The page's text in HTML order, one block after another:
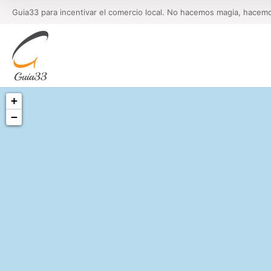
Guia33 para incentivar el comercio local. No hacemos magia,
+
−